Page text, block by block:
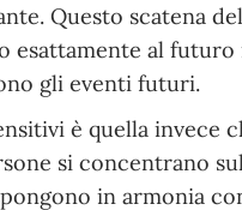
Questo scatena
esattamente al
gli eventi futuri.
è quella
si concentrano
in armonia